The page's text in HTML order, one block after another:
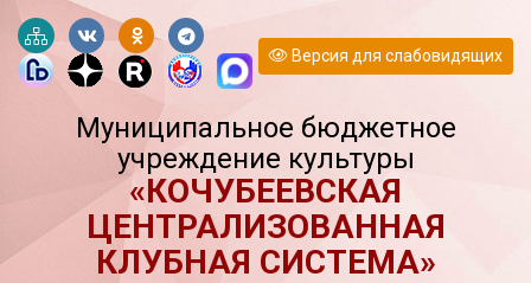
Версия для слабовидящих
Муниципальное бюджетное
учреждение культуры
«КОЧУБЕЕВСКАЯ
ЦЕНТРАЛИЗОВАННАЯ
КЛУБНАЯ СИСТЕМА»